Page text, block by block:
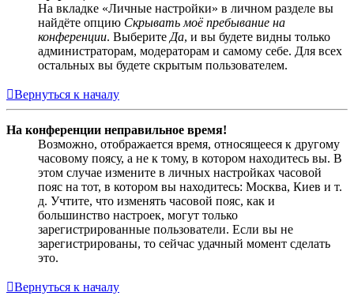
На вкладке «Личные настройки» в личном разделе вы
найдёте опцию Скрывать моё пребывание на
конференции. Выберите Да, и вы будете видны только
администраторам, модераторам и самому себе. Для всех
остальных вы будете скрытым пользователем.
Вернуться к началу
На конференции неправильное время!
Возможно, отображается время, относящееся к другому
часовому поясу, а не к тому, в котором находитесь вы. В
этом случае измените в личных настройках часовой
пояс на тот, в котором вы находитесь: Москва, Киев и т.
д. Учтите, что изменять часовой пояс, как и
большинство настроек, могут только
зарегистрированные пользователи. Если вы не
зарегистрированы, то сейчас удачный момент сделать
это.
Вернуться к началу